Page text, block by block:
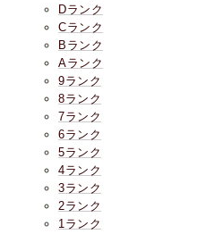
Dランク
Cランク
Bランク
Aランク
9ランク
8ランク
7ランク
6ランク
5ランク
4ランク
3ランク
2ランク
1ランク